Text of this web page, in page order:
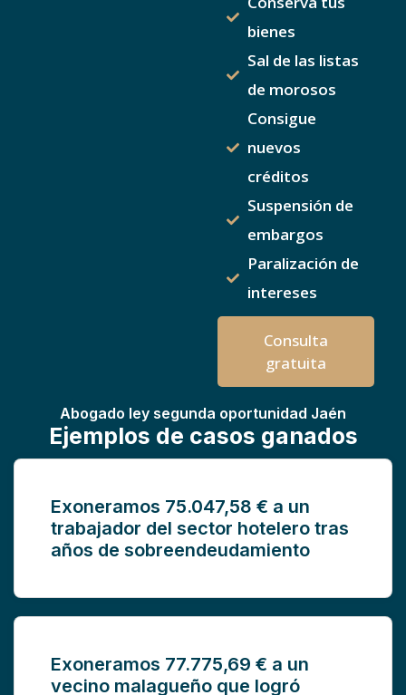
Exoneramos 75.047,58 € a un
trabajador del sector hotelero tras
años de sobreendeudamiento
Exoneramos 77.775,69 € a un
vecino malagueño que logró
Ejemplos de casos ganados
Abogado ley segunda oportunidad Jaén
bienes
Sal de las listas
de morosos
Consigue
nuevos
créditos
Suspensión de
embargos
Paralización de
intereses
Consulta
gratuita